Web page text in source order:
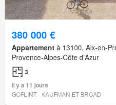
380 000 €
Appartement à 13100, Aix-en-
Provence-Alpes-Côte d'Azur
3
Il y a 11 jours
GOFLINT - KAUFMAN ET BROAD